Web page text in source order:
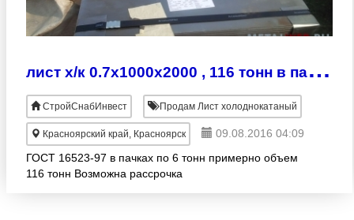
л
ист х/к 0.7х1000х2000 , 116 тонн в пачках
СтройСнабИнвест Продам Лист холоднокатаный
Красноярский край, Красноярск
09.08.2016 04:09
ГОСТ 16523-97 в пачках по 6 тонн примерно объем
116 тонн Возможна рассрочка